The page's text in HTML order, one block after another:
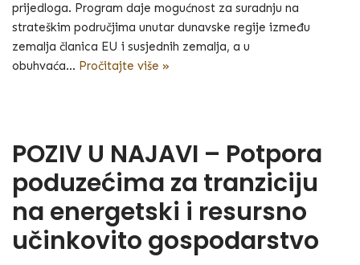
prijedloga. Program daje mogućnost za suradnju na
strateškim područjima unutar dunavske regije između
zemalja članica EU i susjednih zemalja, a u
obuhvaća… Pročitajte više »
POZIV U NAJAVI – Potpora
poduzećima za tranziciju
na energetski i resursno
učinkovito gospodarstvo